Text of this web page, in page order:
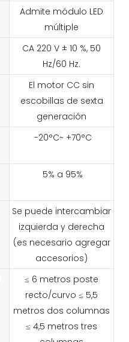
Admite módulo LED
múltiple
CA 220 V ± 10 %, 50
Hz/60 Hz.
El motor CC sin
escobillas de sexta
generación
-20°C~ +70°C
5% a 95%
Se puede intercambiar
izquierda y derecha
(es necesario agregar
accesorios)
≤ 6 metros poste
recto/curvo ≤ 5,5
metros dos columnas
≤ 4,5 metros tres